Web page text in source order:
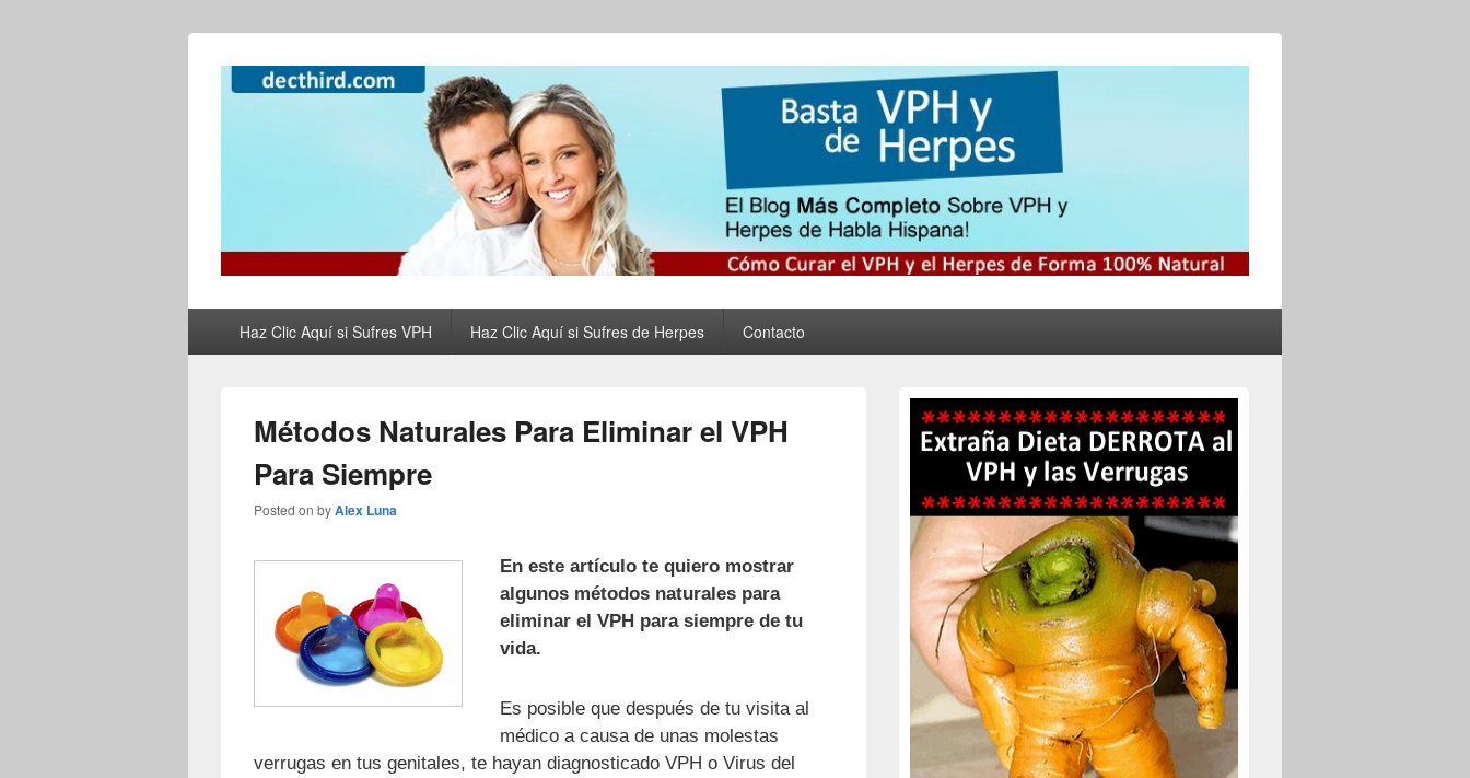
Como Curar el Virus del Papiloma Humano y el Herpes
de Forma Natural y Eliminar las Verrugas Genitales
Como Tratar el VPH, el Herpes y Eliminar tus Verrugas Para Siempre
Haz Clic Aquí si Sufres VPH Haz Clic Aquí si Sufres de Herpes Contacto
Métodos Naturales Para Eliminar el VPH
Para Siempre
Posted on byAlex Luna
En este artículo te quiero mostrar
algunos métodos naturales para
eliminar el VPH para siempre de tu
vida.
Es posible que después de tu visita al
médico a causa de unas molestas
verrugas en tus genitales, te hayan diagnosticado VPH o Virus del
Primary
Sidebar
Widget
Area